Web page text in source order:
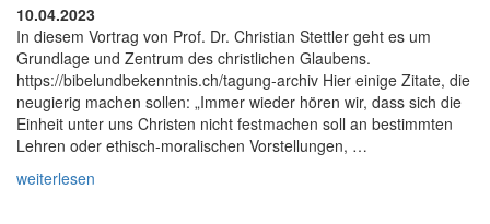
10.04.2023
In diesem Vortrag von Prof. Dr. Christian Stettler geht es um
Grundlage und Zentrum des christlichen Glaubens.
https://bibelundbekenntnis.ch/tagung-archiv Hier einige Zitate, die
neugierig machen sollen: „Immer wieder hören wir, dass sich die
Einheit unter uns Christen nicht festmachen soll an bestimmten
Lehren oder ethisch-moralischen Vorstellungen, …
weiterlesen